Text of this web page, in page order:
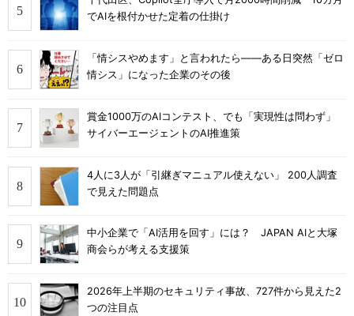
でAIを根付かせた定着の仕掛け
「情シスやめます」と言われたら――ある日突然「ゼロ
情シス」になった企業のその後
賞金1000万のAIコンテスト、でも「実現性は問わず」
サイバーエージェントのAI推進策
4人に3人が「引継ぎマニュアル使えない」 200人調査
で見えた問題点
中小企業で「AI活用を回す」には？ JAPAN AIと大塚
商会らが考える支援策
2026年上半期のセキュリティ事故、727件から見えた2
つの注目点